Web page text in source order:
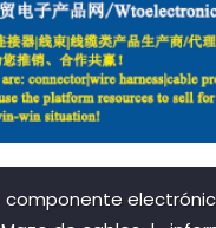
componente